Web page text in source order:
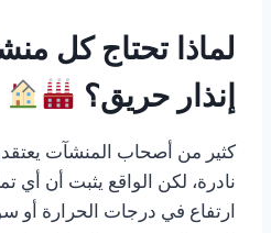
لماذا تحتاج كل
إنذار حريق؟
كثير من أصحاب المنشآت
نادرة، لكن الواقع يثبت أن أي
ارتفاع في درجات الحرارة أو